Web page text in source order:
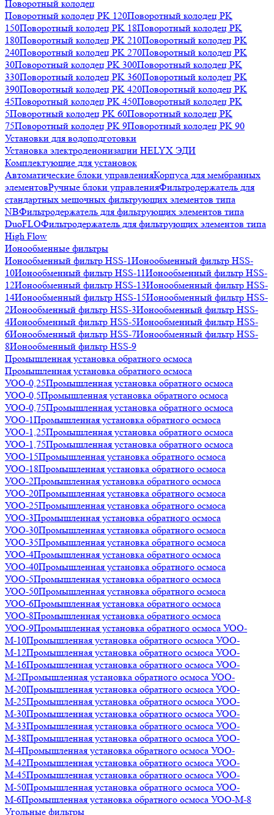
Поворотный колодец
Поворотный колодец PK 120Поворотный колодец PK
150Поворотный колодец PK 18Поворотный колодец PK
180Поворотный колодец PK 210Поворотный колодец PK
240Поворотный колодец PK 270Поворотный колодец PK
30Поворотный колодец PK 300Поворотный колодец PK
330Поворотный колодец PK 360Поворотный колодец PK
390Поворотный колодец PK 420Поворотный колодец PK
45Поворотный колодец PK 450Поворотный колодец PK
5Поворотный колодец PK 60Поворотный колодец PK
75Поворотный колодец PK 9Поворотный колодец PK 90
Установки для водоподготовки
Установка электродеионизации HELYX ЭДИ
Комплектующие для установок
Автоматические блоки управленияКорпуса для мембранных
элементовРучные блоки управленияФильтродержатель для
стандартных мешочных фильтрующих элементов типа
NBФильтродержатель для фильтрующих элементов типа
DuoFLOФильтродержатель для фильтрующих элементов типа
High Flow
Ионообменные фильтры
Ионообменный фильтр HSS-1Ионообменный фильтр HSS-
10Ионообменный фильтр HSS-11Ионообменный фильтр HSS-
12Ионообменный фильтр HSS-13Ионообменный фильтр HSS-
14Ионообменный фильтр HSS-15Ионообменный фильтр HSS-
2Ионообменный фильтр HSS-3Ионообменный фильтр HSS-
4Ионообменный фильтр HSS-5Ионообменный фильтр HSS-
6Ионообменный фильтр HSS-7Ионообменный фильтр HSS-
8Ионообменный фильтр HSS-9
Промышленная установка обратного осмоса
Промышленная установка обратного осмоса
УОО-0,25Промышленная установка обратного осмоса
УОО-0,5Промышленная установка обратного осмоса
УОО-0,75Промышленная установка обратного осмоса
УОО-1Промышленная установка обратного осмоса
УОО-1,25Промышленная установка обратного осмоса
УОО-1,75Промышленная установка обратного осмоса
УОО-15Промышленная установка обратного осмоса
УОО-18Промышленная установка обратного осмоса
УОО-2Промышленная установка обратного осмоса
УОО-20Промышленная установка обратного осмоса
УОО-25Промышленная установка обратного осмоса
УОО-3Промышленная установка обратного осмоса
УОО-30Промышленная установка обратного осмоса
УОО-35Промышленная установка обратного осмоса
УОО-4Промышленная установка обратного осмоса
УОО-40Промышленная установка обратного осмоса
УОО-5Промышленная установка обратного осмоса
УОО-50Промышленная установка обратного осмоса
УОО-6Промышленная установка обратного осмоса
УОО-8Промышленная установка обратного осмоса
УОО-9Промышленная установка обратного осмоса УОО-
М-10Промышленная установка обратного осмоса УОО-
М-12Промышленная установка обратного осмоса УОО-
М-16Промышленная установка обратного осмоса УОО-
М-2Промышленная установка обратного осмоса УОО-
М-20Промышленная установка обратного осмоса УОО-
М-25Промышленная установка обратного осмоса УОО-
М-30Промышленная установка обратного осмоса УОО-
М-33Промышленная установка обратного осмоса УОО-
М-38Промышленная установка обратного осмоса УОО-
М-4Промышленная установка обратного осмоса УОО-
М-42Промышленная установка обратного осмоса УОО-
М-45Промышленная установка обратного осмоса УОО-
М-50Промышленная установка обратного осмоса УОО-
М-6Промышленная установка обратного осмоса УОО-М-8
Угольные фильтры